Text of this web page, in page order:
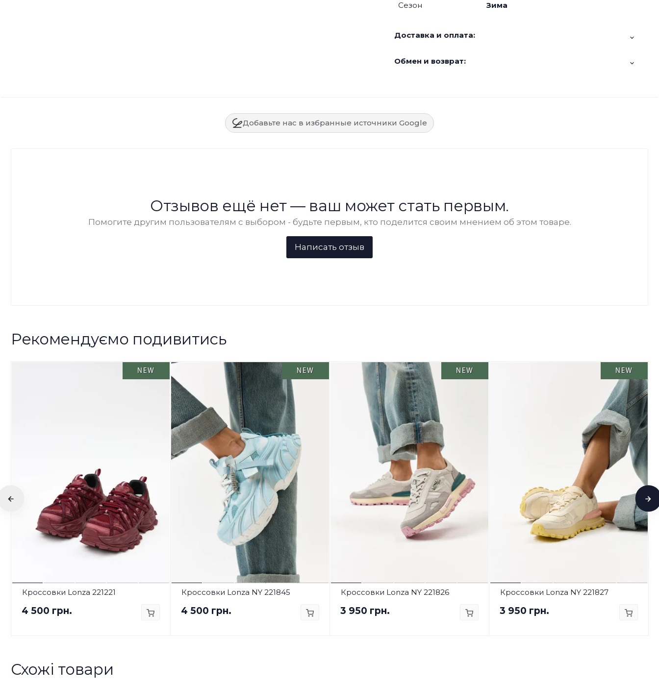
Сезон
Зима
Доставка и оплата:
Обмен и возврат:
Добавьте нас в избранные источники Google
Отзывов ещё нет — ваш может стать первым.
Помогите другим пользователям с выбором - будьте первым, кто поделится своим мнением об этом товаре.
Рекомендуємо подивитись
NEW
Кроссовки Lonza 221221
4 500 грн.
NEW
Кроссовки Lonza NY 221845
4 500 грн.
NEW
Кроссовки Lonza NY 221826
3 950 грн.
NEW
Кроссовки Lonza NY 221827
3 950 грн.
Схожі товари